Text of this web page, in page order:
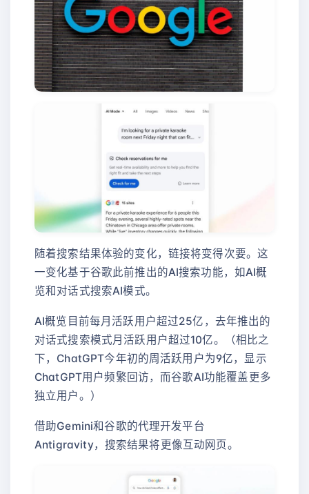
随着搜索结果体验的变化，链接将变得次要。这
一变化基于谷歌此前推出的AI搜索功能，如AI概
览和对话式搜索AI模式。
AI概览目前每月活跃用户超过25亿，去年推出的
对话式搜索模式月活跃用户超过10亿。（相比之
下，ChatGPT今年初的周活跃用户为9亿，显示
ChatGPT用户频繁回访，而谷歌AI功能覆盖更多
独立用户。）
借助Gemini和谷歌的代理开发平台
Antigravity，搜索结果将更像互动网页。